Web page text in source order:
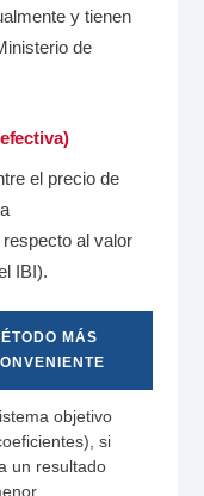
y tienen
de
el precio de
al valor
IBI).
MÁS
objetivo
si
un resultado